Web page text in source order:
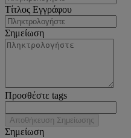
Τίτλος Εγγράφου
Σημείωση
Προσθέστε tags
Αποθήκευση Σημείωσης
Σημείωση